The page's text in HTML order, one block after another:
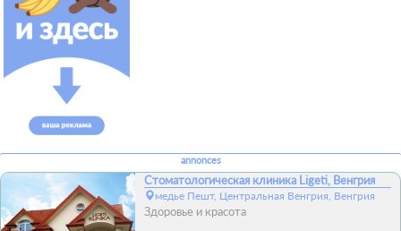
annonces
Стоматологическая клиника Ligeti, Венгрия
медье Пешт, Центральная Венгрия, Венгрия
Здоровье и красота